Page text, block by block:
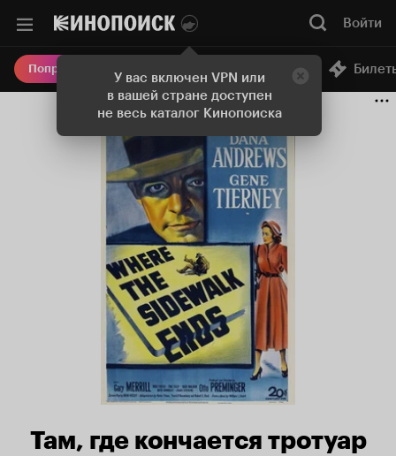
У вас включен VPN или
в вашей стране доступен
не весь каталог Кинопоиска
Войти
Попробовать Плюс Онлайн-кинотеатр
Там, где кончается тротуар